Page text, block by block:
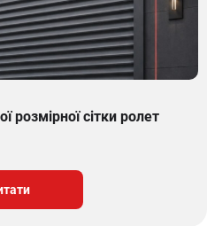
розмірної сітки ролет